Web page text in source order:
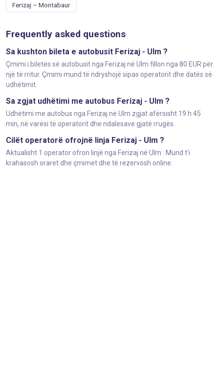
Ferizaj – Montabaur
Frequently asked questions
Sa kushton bileta e autobusit Ferizaj - Ulm ?
Çmimi i biletës së autobusit nga Ferizaj në Ulm fillon nga 80 EUR për
një të rritur. Çmimi mund të ndryshojë sipas operatorit dhe datës së
udhëtimit.
Sa zgjat udhëtimi me autobus Ferizaj - Ulm ?
Udhëtimi me autobus nga Ferizaj në Ulm zgjat afërsisht 19 h 45
min, në varësi të operatorit dhe ndalesave gjatë rrugës.
Cilët operatorë ofrojnë linja Ferizaj - Ulm ?
Aktualisht 1 operator ofron linjë nga Ferizaj në Ulm . Mund t'i
krahasosh oraret dhe çmimet dhe të rezervosh online.